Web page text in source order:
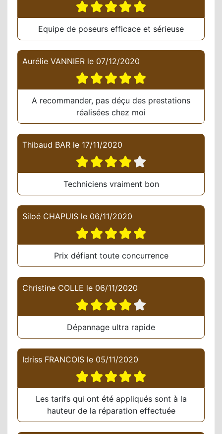
Equipe de poseurs efficace et sérieuse
Aurélie VANNIER le 07/12/2020
A recommander, pas déçu des prestations
réalisées chez moi
Thibaud BAR le 17/11/2020
Techniciens vraiment bon
Siloé CHAPUIS le 06/11/2020
Prix défiant toute concurrence
Christine COLLE le 06/11/2020
Dépannage ultra rapide
Idriss FRANCOIS le 05/11/2020
Les tarifs qui ont été appliqués sont à la
hauteur de la réparation effectuée